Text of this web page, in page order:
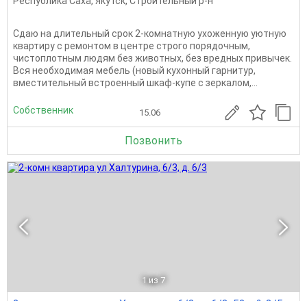
Сдаю на длительный срок 2-комнатную ухоженную уютную
квартиру с ремонтом в центре строго порядочным,
чистоплотным людям без животных, без вредных привычек.
Вся необходимая мебель (новый кухонный гарнитур,
вместительный встроенный шкаф-купе с зеркалом,...
Собственник 15.06
Позвонить
1 из 7